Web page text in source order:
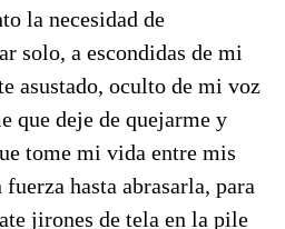
la necesidad de
solo, a escondidas de mi
asustado, oculto de mi voz
que deje de quejarme y
tome mi vida entre mis
hasta abrasarla, para
jirones de tela en la pile